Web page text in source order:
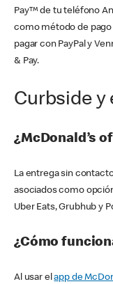
Pay™ de tu teléfono
como método de
pagar con PayPal y
& Pay.
Curbside
¿McDonald’s
La entrega sin
asociados como
Uber Eats, Grubhub y
¿Cómo
Al usar elapp de